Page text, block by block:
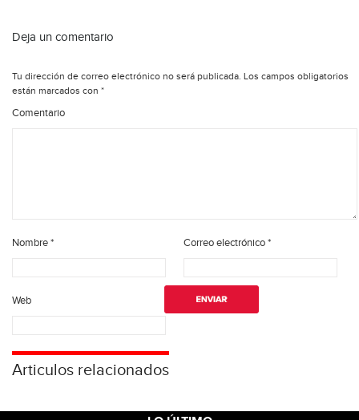
Deja un comentario
Tu dirección de correo electrónico no será publicada. Los campos obligatorios
están marcados con *
Comentario
Nombre* Correo electrónico*
Web
Articulos relacionados